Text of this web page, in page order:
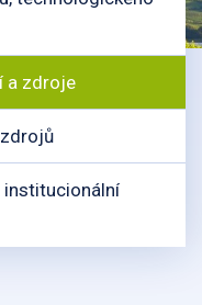
a zdroje
institucionální